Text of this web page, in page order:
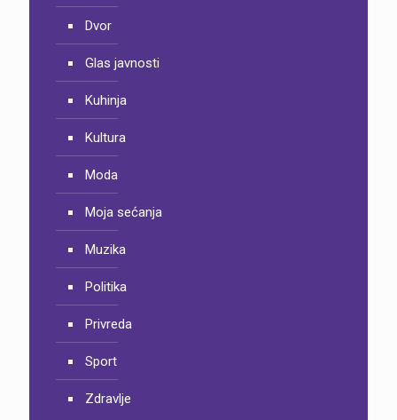
Dvor
Glas javnosti
Kuhinja
Kultura
Moda
Moja sećanja
Muzika
Politika
Privreda
Sport
Zdravlje